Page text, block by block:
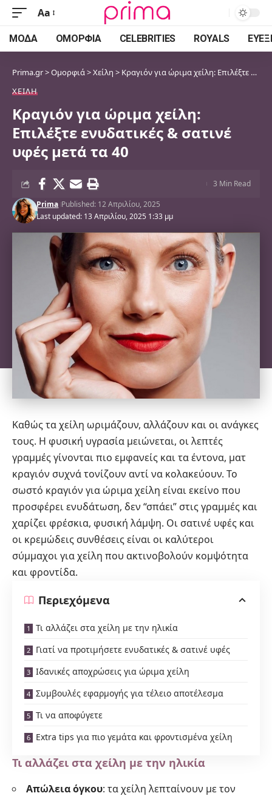
Font
Resizer
Aa
ΜΌΔΑ ΟΜΟΡΦΙΆ CELEBRITIES ROYALS
Prima.gr>Ομορφιά>Χείλη > Κραγιόν για ώριμα χείλη: Επιλέξτε ενυδατικές & σατινέ υφές μετά τα 40
ΧΕΊΛΗ
Κραγιόν για ώριμα χείλη:
Επιλέξτε ενυδατικές & σατινέ
υφές μετά τα 40
Last updated: 13 Απριλίου, 2025 1:33 μμ
Prima Published: 12 Απριλίου, 2025
3 Min Read
Καθώς τα χείλη ωριμάζουν, αλλάζουν και οι ανάγκες
τους. Η φυσική υγρασία μειώνεται, οι λεπτές
γραμμές γίνονται πιο εμφανείς και τα έντονα, ματ
κραγιόν συχνά τονίζουν αντί να κολακεύουν. Το
σωστό κραγιόν για ώριμα χείλη είναι εκείνο που
προσφέρει ενυδάτωση, δεν “σπάει” στις γραμμές και
χαρίζει φρέσκια, φυσική λάμψη. Οι σατινέ υφές και
οι κρεμώδεις συνθέσεις είναι οι καλύτεροι
σύμμαχοι για χείλη που ακτινοβολούν κομψότητα
και φροντίδα.
Περιεχόμενα
Τι αλλάζει στα χείλη με την ηλικία
Γιατί να προτιμήσετε ενυδατικές & σατινέ υφές
Ιδανικές αποχρώσεις για ώριμα χείλη
Συμβουλές εφαρμογής για τέλειο αποτέλεσμα
Τι να αποφύγετε
Extra tips για πιο γεμάτα και φροντισμένα χείλη
Τι αλλάζει στα χείλη με την ηλικία
Απώλεια όγκου: τα χείλη λεπταίνουν με τον